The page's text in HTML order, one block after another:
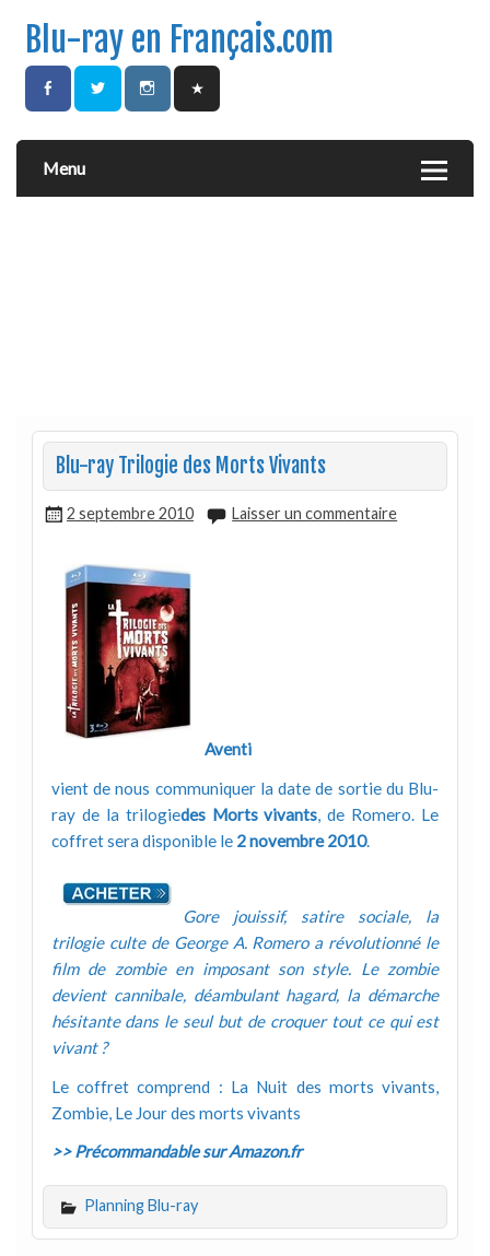
Blu-ray en Français.com
Menu
Blu-ray Trilogie des Morts Vivants
2 septembre 2010 Laisser un commentaire
Aventi
vient de nous communiquer la date de sortie du Blu-
ray de la trilogiedes Morts vivants , de Romero. Le
coffret sera disponible le 2 novembre 2010.
Gore jouissif, satire sociale, la
trilogie culte de George A. Romero a révolutionné le
film de zombie en imposant son style. Le zombie
devient cannibale, déambulant hagard, la démarche
hésitante dans le seul but de croquer tout ce qui est
vivant ?
Le coffret comprend : La Nuit des morts vivants,
Zombie, Le Jour des morts vivants
>> Précommandable sur Amazon.fr
Planning Blu-ray